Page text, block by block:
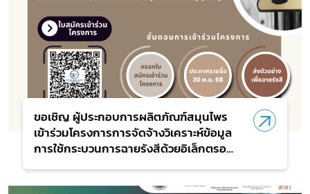
ขอเชิญ ผู้ประกอบการผลิตภัณฑ์สมุนไพร
เข้าร่วมโครงการการจัดจ้างวิเคราะห์ข้อมูล
การใช้กระบวนการฉายรังสีด้วยอิเล็กตรอน